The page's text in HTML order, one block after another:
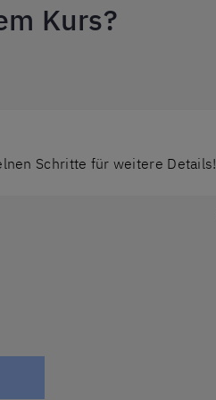
Kurs?
Schritte für weitere Details!